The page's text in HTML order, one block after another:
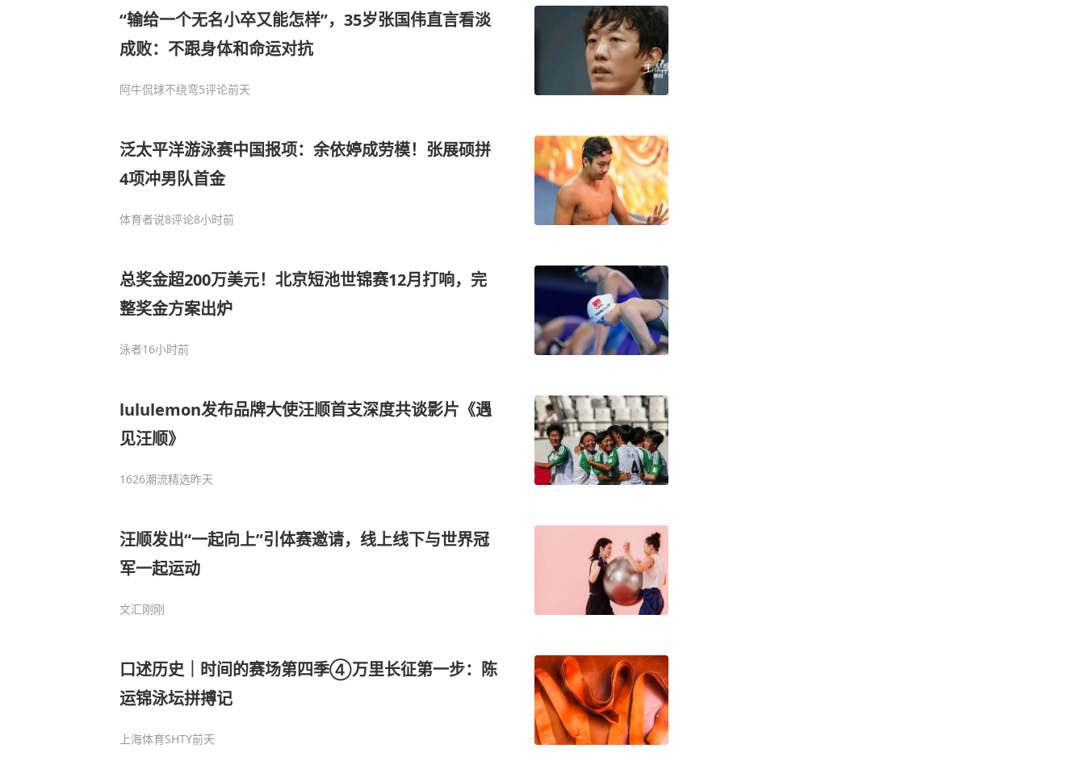
“输给一个无名小卒又能怎样”，35岁张国伟直言看淡
成败：不跟身体和命运对抗
阿牛侃球不绕弯5评论前天
泛太平洋游泳赛中国报项：余依婷成劳模！张展硕拼
4项冲男队首金
体育者说8评论8小时前
总奖金超200万美元！北京短池世锦赛12月打响，完
整奖金方案出炉
泳者16小时前
lululemon发布品牌大使汪顺首支深度共谈影片《遇
见汪顺》
1626潮流精选昨天
汪顺发出“一起向上”引体赛邀请，线上线下与世界冠
军一起运动
文汇刚刚
口述历史｜时间的赛场第四季④万里长征第一步：陈
运锦泳坛拼搏记
上海体育SHTY前天